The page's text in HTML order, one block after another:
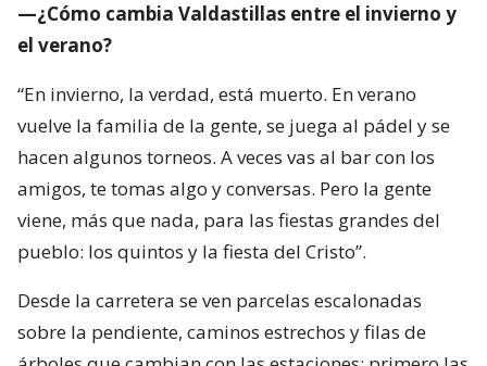
—¿Cómo cambia Valdastillas entre el invierno y
el verano?
“En invierno, la verdad, está muerto. En verano
vuelve la familia de la gente, se juega al pádel y se
hacen algunos torneos. A veces vas al bar con los
amigos, te tomas algo y conversas. Pero la gente
viene, más que nada, para las fiestas grandes del
pueblo: los quintos y la fiesta del Cristo”.
Desde la carretera se ven parcelas escalonadas
sobre la pendiente, caminos estrechos y filas de